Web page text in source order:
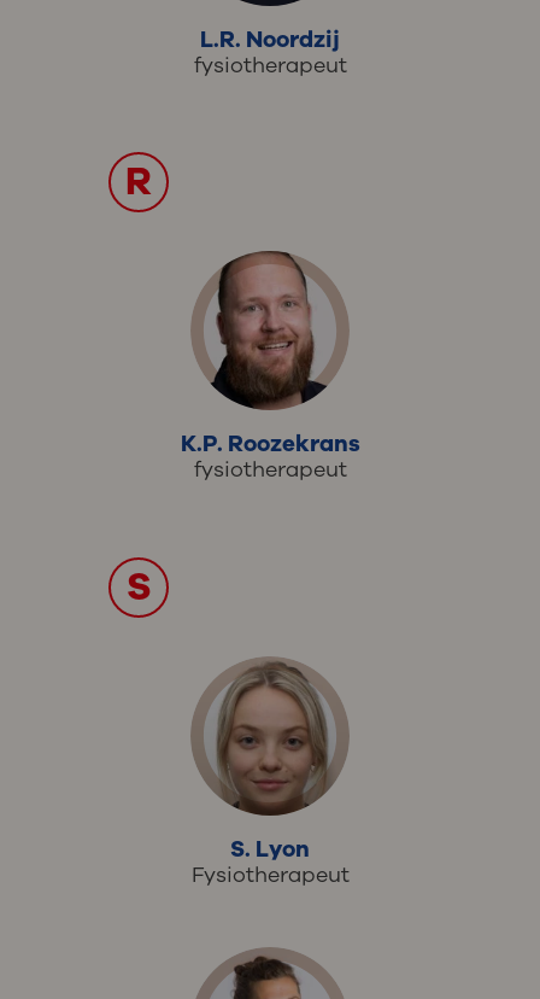
L.R. Noordzij
fysiotherapeut
R
K.P. Roozekrans
fysiotherapeut
S
S. Lyon
Fysiotherapeut